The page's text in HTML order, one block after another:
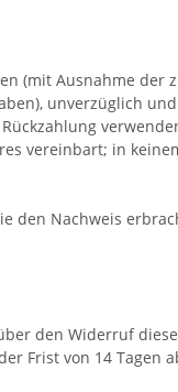
(mit Ausnahme der
unverzüglich
vereinbart; in
den Nachweis
den Widerruf
Frist von 14 Tagen